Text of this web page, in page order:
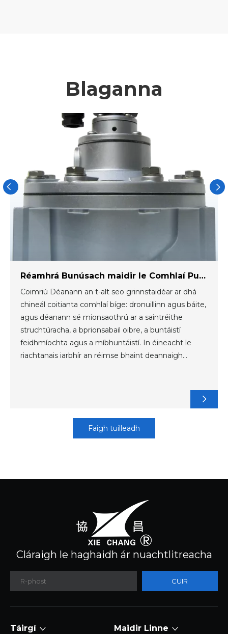
Blaganna
Réamhrá Bunúsach maidir le Comhlaí Pulse Cineál Coitianta
Coimriú Déanann an t-alt seo grinnstaidéar ar dhá
chineál coitianta comhlaí bíge: dronuillinn agus báite,
agus déanann sé mionsaothrú ar a saintréithe
struchtúracha, a bprionsabail oibre, a buntáistí
feidhmíochta agus a míbhuntáistí. In éineacht le
riachtanais iarbhír an réimse bhaint deannaigh
Faigh tuilleadh
Cláraigh le haghaidh ár nuachtlitreacha
CUIR
Táirgí Maidir Linne